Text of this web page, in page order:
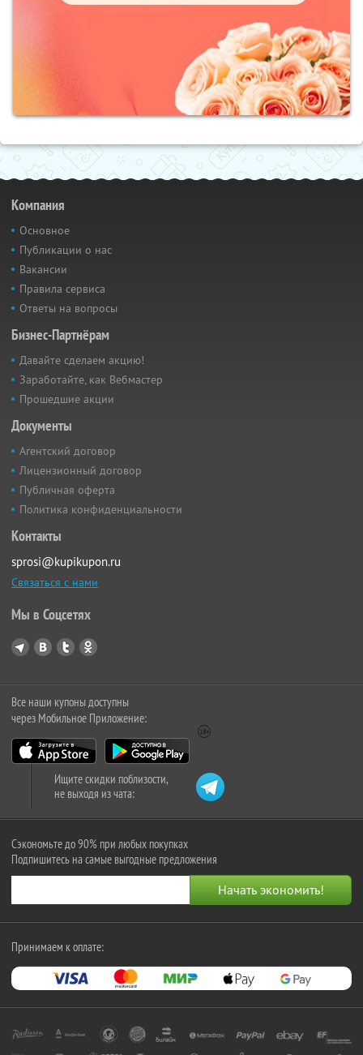
Компания
Основное
Публикации о нас
Вакансии
Правила сервиса
Ответы на вопросы
Бизнес-Партнёрам
Давайте сделаем акцию!
Заработайте, как Вебмастер
Прошедшие акции
Документы
Агентский договор
Лицензионный договор
Публичная оферта
Политика конфиденциальности
Контакты
sprosi@kupikupon.ru
Связаться с нами
Мы в Соцсетях
Все наши купоны доступны
через Мобильное Приложение:
Ищите скидки поблизости,
не выходя из чата:
Сэкономьте до 90% при любых покупках
Подпишитесь на самые выгодные предложения
Принимаем к оплате: